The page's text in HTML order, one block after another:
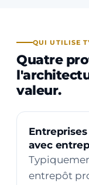
QUI UTILISE
Quatre
valeur.
avec
entrepôt